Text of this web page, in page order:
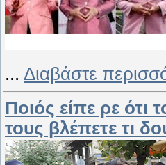
... Διαβάστε
Ποιός είπε ρε ότι
τους βλέπετε τι